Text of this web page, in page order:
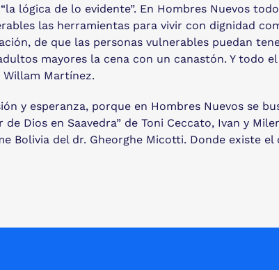
lógica de lo evidente”. En Hombres Nuevos
las herramientas para vivir con dignidad
de que las personas vulnerables puedan
mayores la cena con un canastón. Y todo
Martínez.
y esperanza, porque en Hombres Nuevos se
Dios en Saavedra” de Toni Ceccato, Ivan y
Bolivia del dr. Gheorghe Micotti. Donde existe